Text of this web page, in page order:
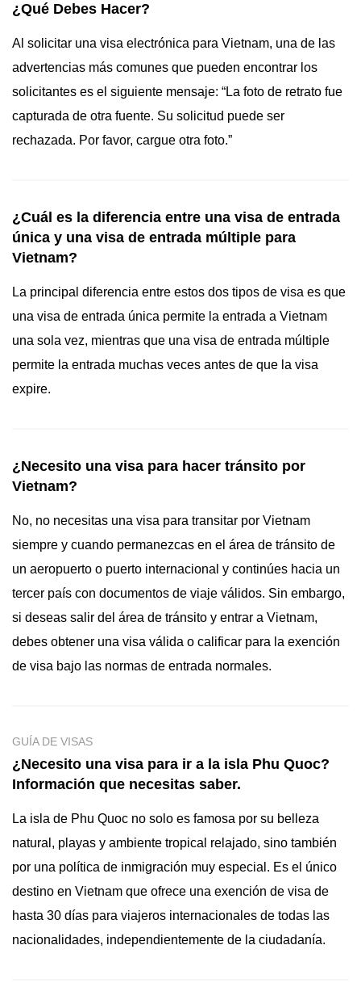
¿Qué Debes Hacer?
Al solicitar una visa electrónica para Vietnam, una de las
advertencias más comunes que pueden encontrar los
solicitantes es el siguiente mensaje: “La foto de retrato fue
capturada de otra fuente. Su solicitud puede ser
rechazada. Por favor, cargue otra foto.”
¿Cuál es la diferencia entre una visa de entrada
única y una visa de entrada múltiple para
Vietnam?
La principal diferencia entre estos dos tipos de visa es que
una visa de entrada única permite la entrada a Vietnam
una sola vez, mientras que una visa de entrada múltiple
permite la entrada muchas veces antes de que la visa
expire.
¿Necesito una visa para hacer tránsito por
Vietnam?
No, no necesitas una visa para transitar por Vietnam
siempre y cuando permanezcas en el área de tránsito de
un aeropuerto o puerto internacional y continúes hacia un
tercer país con documentos de viaje válidos. Sin embargo,
si deseas salir del área de tránsito y entrar a Vietnam,
debes obtener una visa válida o calificar para la exención
de visa bajo las normas de entrada normales.
GUÍA DE VISAS
¿Necesito una visa para ir a la isla Phu Quoc?
Información que necesitas saber.
La isla de Phu Quoc no solo es famosa por su belleza
natural, playas y ambiente tropical relajado, sino también
por una política de inmigración muy especial. Es el único
destino en Vietnam que ofrece una exención de visa de
hasta 30 días para viajeros internacionales de todas las
nacionalidades, independientemente de la ciudadanía.